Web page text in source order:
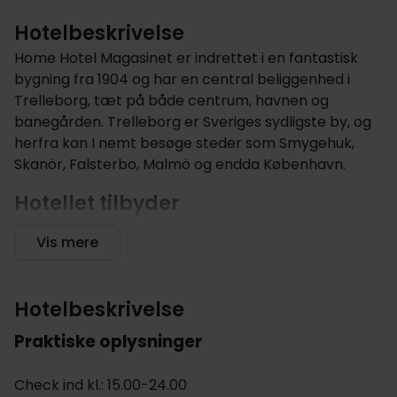
Hotelbeskrivelse
Home Hotel Magasinet er indrettet i en fantastisk
bygning fra 1904 og har en central beliggenhed i
Trelleborg, tæt på både centrum, havnen og
banegården. Trelleborg er Sveriges sydligste by, og
herfra kan I nemt besøge steder som Smygehuk,
Skanör, Falsterbo, Malmö og endda København.
Hotellet tilbyder
kornmagasin, som stammer tilbage fra 1904, og var i
forvandledes til et hotel i begyndelsen af 00’erne,
men mange af detaljerne fra den gamle bygning, er i
den forbindelse nænsomt blevet bevaret.
Hotellet ligger direkte ved byens færgeterminal,
Vis mere
Hotelbeskrivelse
Praktiske oplysninger
Check ind kl.: 15.00-24.00